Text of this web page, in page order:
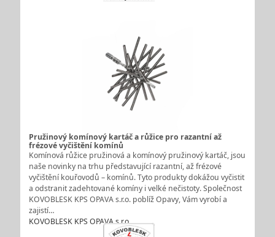
Pružinový komínový kartáč a růžice pro razantní až
frézové vyčištění komínů
Komínová růžice pružinová a komínový pružinový kartáč, jsou
naše novinky na trhu představující razantní, až frézové
vyčištění kouřovodů – komínů. Tyto produkty dokážou vyčistit
a odstranit zadehtované komíny i velké nečistoty. Společnost
KOVOBLESK KPS OPAVA s.r.o. poblíž Opavy, Vám vyrobí a
zajistí…
KOVOBLESK KPS OPAVA s.r.o.